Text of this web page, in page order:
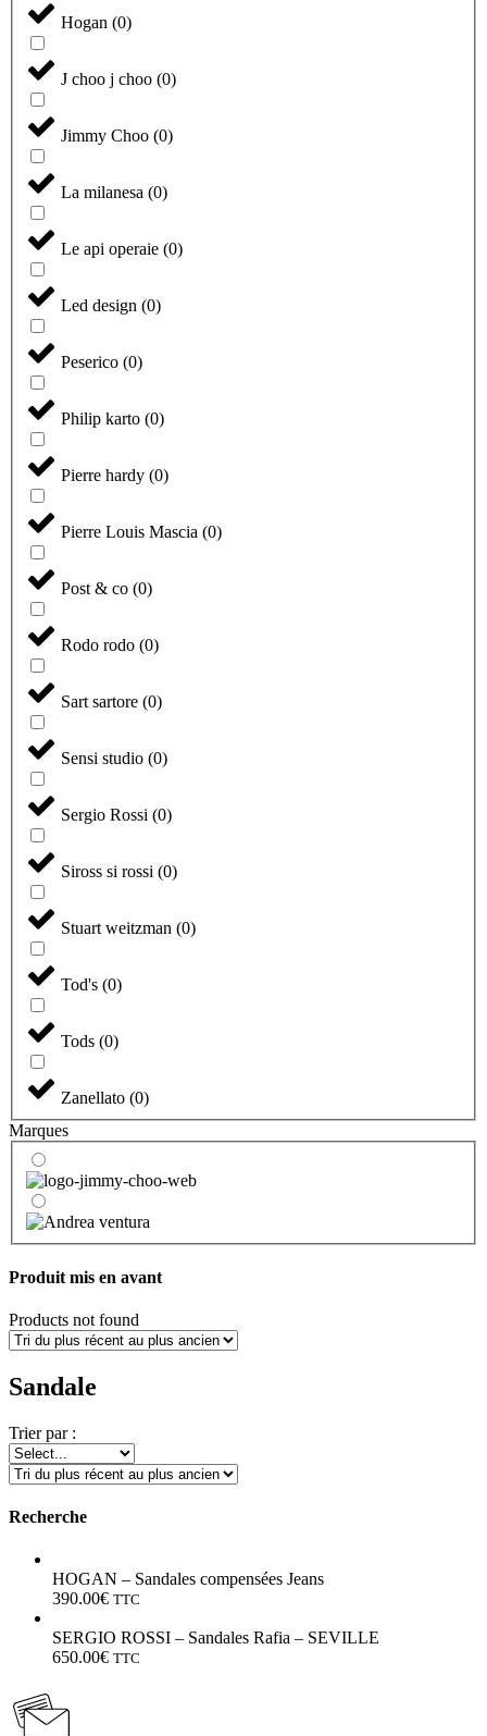
Hogan (0)
J choo j choo (0)
Jimmy Choo (0)
La milanesa (0)
Le api operaie (0)
Led design (0)
Peserico (0)
Philip karto (0)
Pierre hardy (0)
Pierre Louis Mascia (0)
Post & co (0)
Rodo rodo (0)
Sart sartore (0)
Sensi studio (0)
Sergio Rossi (0)
Siross si rossi (0)
Stuart weitzman (0)
Tod's (0)
Tods (0)
Zanellato (0)
Marques
Produit mis en avant
Products not found
Sandale
Trier par :
Recherche
HOGAN – Sandales compensées Jeans
390.00€ TTC
SERGIO ROSSI – Sandales Rafia – SEVILLE
650.00€ TTC